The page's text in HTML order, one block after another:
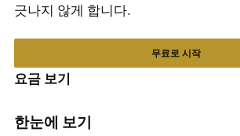
긋나지 않게 합니다.
무료로 시작
요금 보기
한눈에 보기